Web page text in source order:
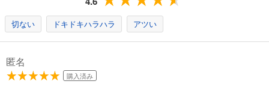
切ない ドキドキハラハラ アツい
匿名
購入済み